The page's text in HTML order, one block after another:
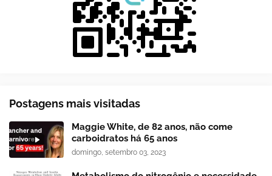
Postagens mais visitadas
Maggie White, de 82 anos, não come
carboidratos há 65 anos
domingo, setembro 03, 2023